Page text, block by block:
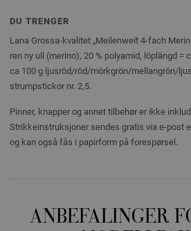
DU TRENGER
Lana Grossa-kvalitet „Meilenweit 4-fach
ren ny ull (merino), 20 % polyamid, löplängd =
ca 100 g ljusröd/röd/mörkgrön/mellangrön/
strumpstickor nr. 2,5.
Pinner, knapper og annet tilbehør er ikke
Strikkeinstruksjoner sendes gratis via e-post
og kan også fås i papirform på forespørsel.
ANBEFALINGER